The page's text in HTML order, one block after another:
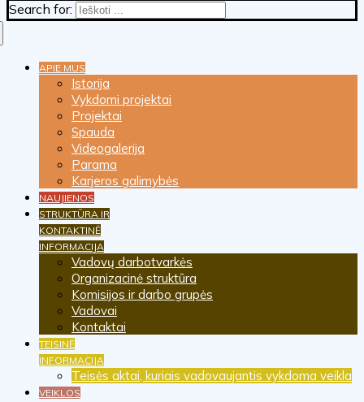
Search for:
APIE MUS
Istorija
Vykdomi projektai
Projektai
Spauda
Videogalerija
Parama
Karjeros galimybės
NAUJIENOS
STRUKTŪRA IR
KONTAKTINĖ
INFORMACIJA
Vadovų darbotvarkės
Organizacinė struktūra
Komisijos ir darbo grupės
Vadovai
Kontaktai
TEISINĖ
INFORMACIJA
Teisės aktai, kuriais vadovaujantis vykdoma veikla
VEIKLOS